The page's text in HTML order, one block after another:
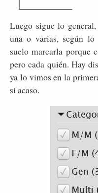
Luego sigue lo
una o varias, según lo
suelo marcarla porque
pero cada quién. Hay
ya lo vimos en la
si acaso.